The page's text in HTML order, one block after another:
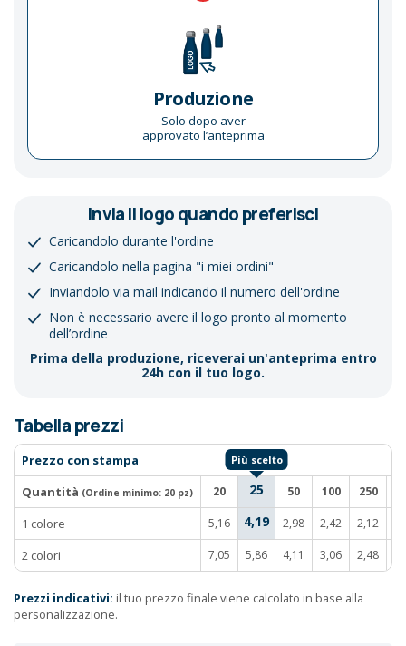
Produzione
Solo dopo aver
approvato l’anteprima
Invia il logo quando preferisci
Caricandolo durante l'ordine
Caricandolo nella pagina "i miei ordini"
Inviandolo via mail indicando il numero dell'ordine
Non è necessario avere il logo pronto al momento
dell’ordine
Prima della produzione, riceverai un'anteprima entro
24h con il tuo logo.
Tabella prezzi
Prezzo con stampa
Quantità (Ordine minimo: 20 pz) 20 25 50 100 250
1 colore 5,16 4,19 2,98 2,42 2,12
2 colori 7,05 5,86 4,11 3,06 2,48
Prezzi indicativi: il tuo prezzo finale viene calcolato in base alla
personalizzazione.